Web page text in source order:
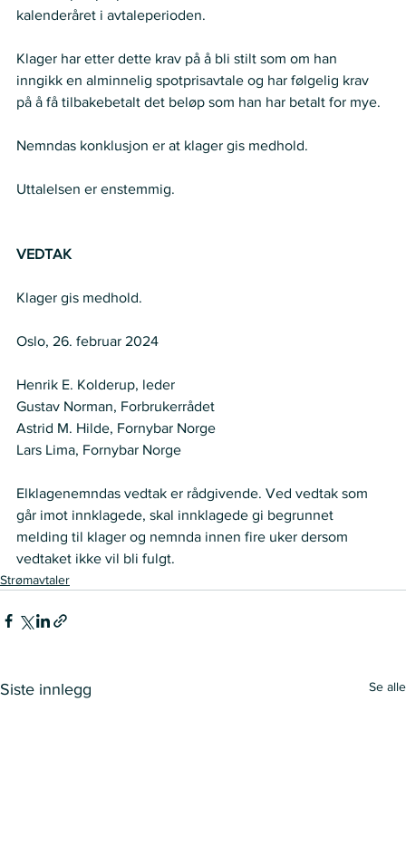
kalenderåret i avtaleperioden.
Klager har etter dette krav på å bli stilt som om han
inngikk en alminnelig spotprisavtale og har følgelig krav
på å få tilbakebetalt det beløp som han har betalt for mye.
Nemndas konklusjon er at klager gis medhold.
Uttalelsen er enstemmig.
VEDTAK
Klager gis medhold.
Oslo, 26. februar 2024
Henrik E. Kolderup, leder
Gustav Norman, Forbrukerrådet
Astrid M. Hilde, Fornybar Norge
Lars Lima, Fornybar Norge
Elklagenemndas vedtak er rådgivende. Ved vedtak som
går imot innklagede, skal innklagede gi begrunnet
melding til klager og nemnda innen fire uker dersom
vedtaket ikke vil bli fulgt.
Strømavtaler
Siste innlegg Se alle